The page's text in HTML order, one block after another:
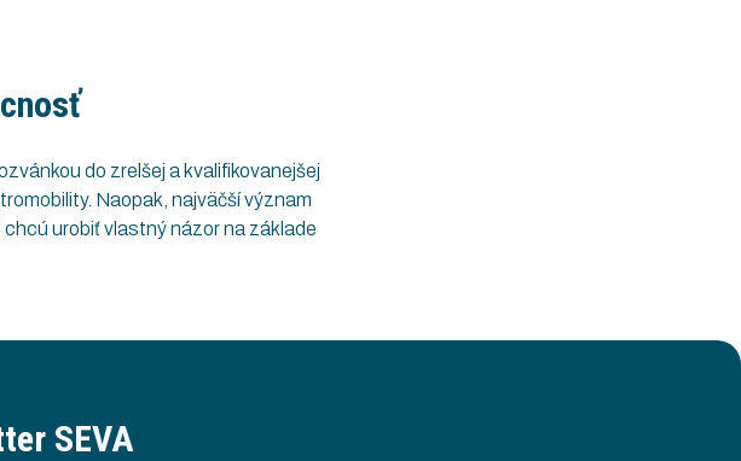
do zrelšej a kvalifikovanejšej
Naopak, najväčší význam
urobiť vlastný názor na základe
SEVA